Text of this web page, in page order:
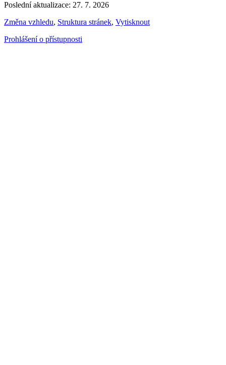
Poslední aktualizace: 27. 7. 2026
Změna vzhledu, Struktura stránek, Vytisknout
Prohlášení o přístupnosti